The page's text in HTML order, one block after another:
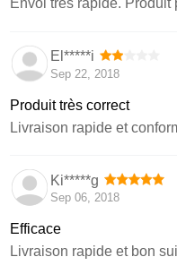
Envoi très rapide. Produit
El*****i
Sep 22, 2018
Produit très correct
Livraison rapide et
Ki*****g
Sep 06, 2018
Efficace
Livraison rapide et bon